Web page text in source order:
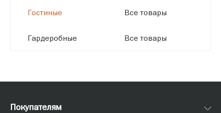
Гостиные
Гардеробные
Все товары
Все товары
Покупателям